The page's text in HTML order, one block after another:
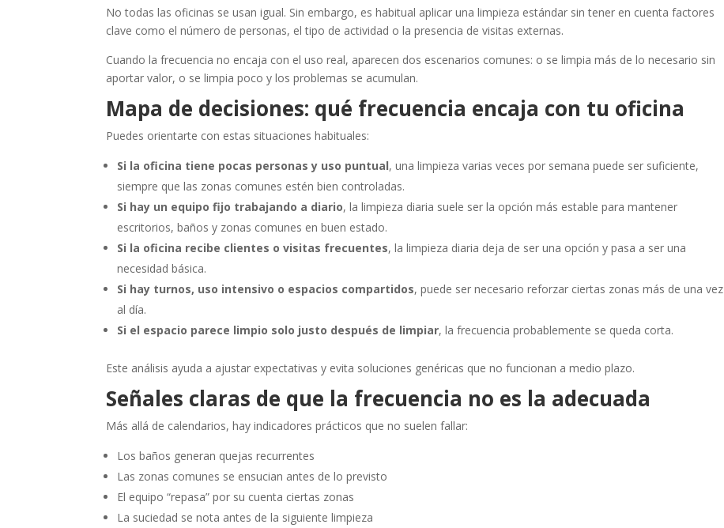
No todas las oficinas se usan igual. Sin embargo, es habitual aplicar una limpieza estándar sin tener en cuenta factores
clave como el número de personas, el tipo de actividad o la presencia de visitas externas.
Cuando la frecuencia no encaja con el uso real, aparecen dos escenarios comunes: o se limpia más de lo necesario sin
aportar valor, o se limpia poco y los problemas se acumulan.
Mapa de decisiones: qué frecuencia encaja con tu oficina
Puedes orientarte con estas situaciones habituales:
Si la oficina tiene pocas personas y uso puntual, una limpieza varias veces por semana puede ser suficiente,
siempre que las zonas comunes estén bien controladas.
Si hay un equipo fijo trabajando a diario, la limpieza diaria suele ser la opción más estable para mantener
escritorios, baños y zonas comunes en buen estado.
Si la oficina recibe clientes o visitas frecuentes, la limpieza diaria deja de ser una opción y pasa a ser una
necesidad básica.
Si hay turnos, uso intensivo o espacios compartidos, puede ser necesario reforzar ciertas zonas más de una vez
al día.
Si el espacio parece limpio solo justo después de limpiar, la frecuencia probablemente se queda corta.
Este análisis ayuda a ajustar expectativas y evita soluciones genéricas que no funcionan a medio plazo.
Señales claras de que la frecuencia no es la adecuada
Más allá de calendarios, hay indicadores prácticos que no suelen fallar:
Los baños generan quejas recurrentes
Las zonas comunes se ensucian antes de lo previsto
El equipo “repasa” por su cuenta ciertas zonas
La suciedad se nota antes de la siguiente limpieza